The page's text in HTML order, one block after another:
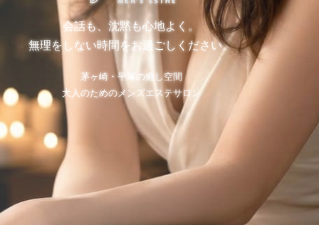
会話も、沈黙も心地よく。
無理をしない時間をお過ごしください。
茅ヶ崎・平塚の癒し空間
大人のためのメンズエステサロン